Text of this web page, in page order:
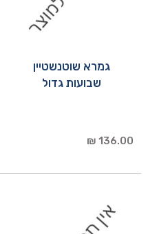
גמרא שוטנשטיין
שבועות גדול
136.00 ₪